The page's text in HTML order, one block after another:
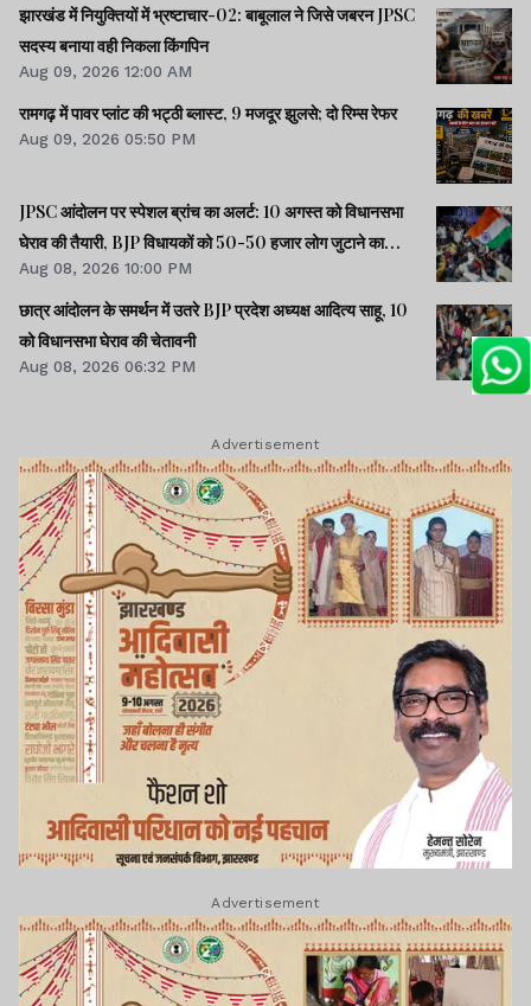
झारखंड में नियुक्तियों में भ्रष्टाचार-02: बाबूलाल ने जिसे जबरन JPSC
सदस्य बनाया वही निकला किंगपिन
Aug 09, 2026 12:00 AM
रामगढ़ में पावर प्लांट की भट्ठी ब्लास्ट, 9 मजदूर झुलसे; दो रिम्स रेफर
Aug 09, 2026 05:50 PM
JPSC आंदोलन पर स्पेशल ब्रांच का अलर्ट: 10 अगस्त को विधानसभा
घेराव की तैयारी, BJP विधायकों को 50-50 हजार लोग जुटाने का
टास्क
Aug 08, 2026 10:00 PM
छात्र आंदोलन के समर्थन में उतरे BJP प्रदेश अध्यक्ष आदित्य साहू, 10
को विधानसभा घेराव की चेतावनी
Aug 08, 2026 06:32 PM
Advertisement
Advertisement